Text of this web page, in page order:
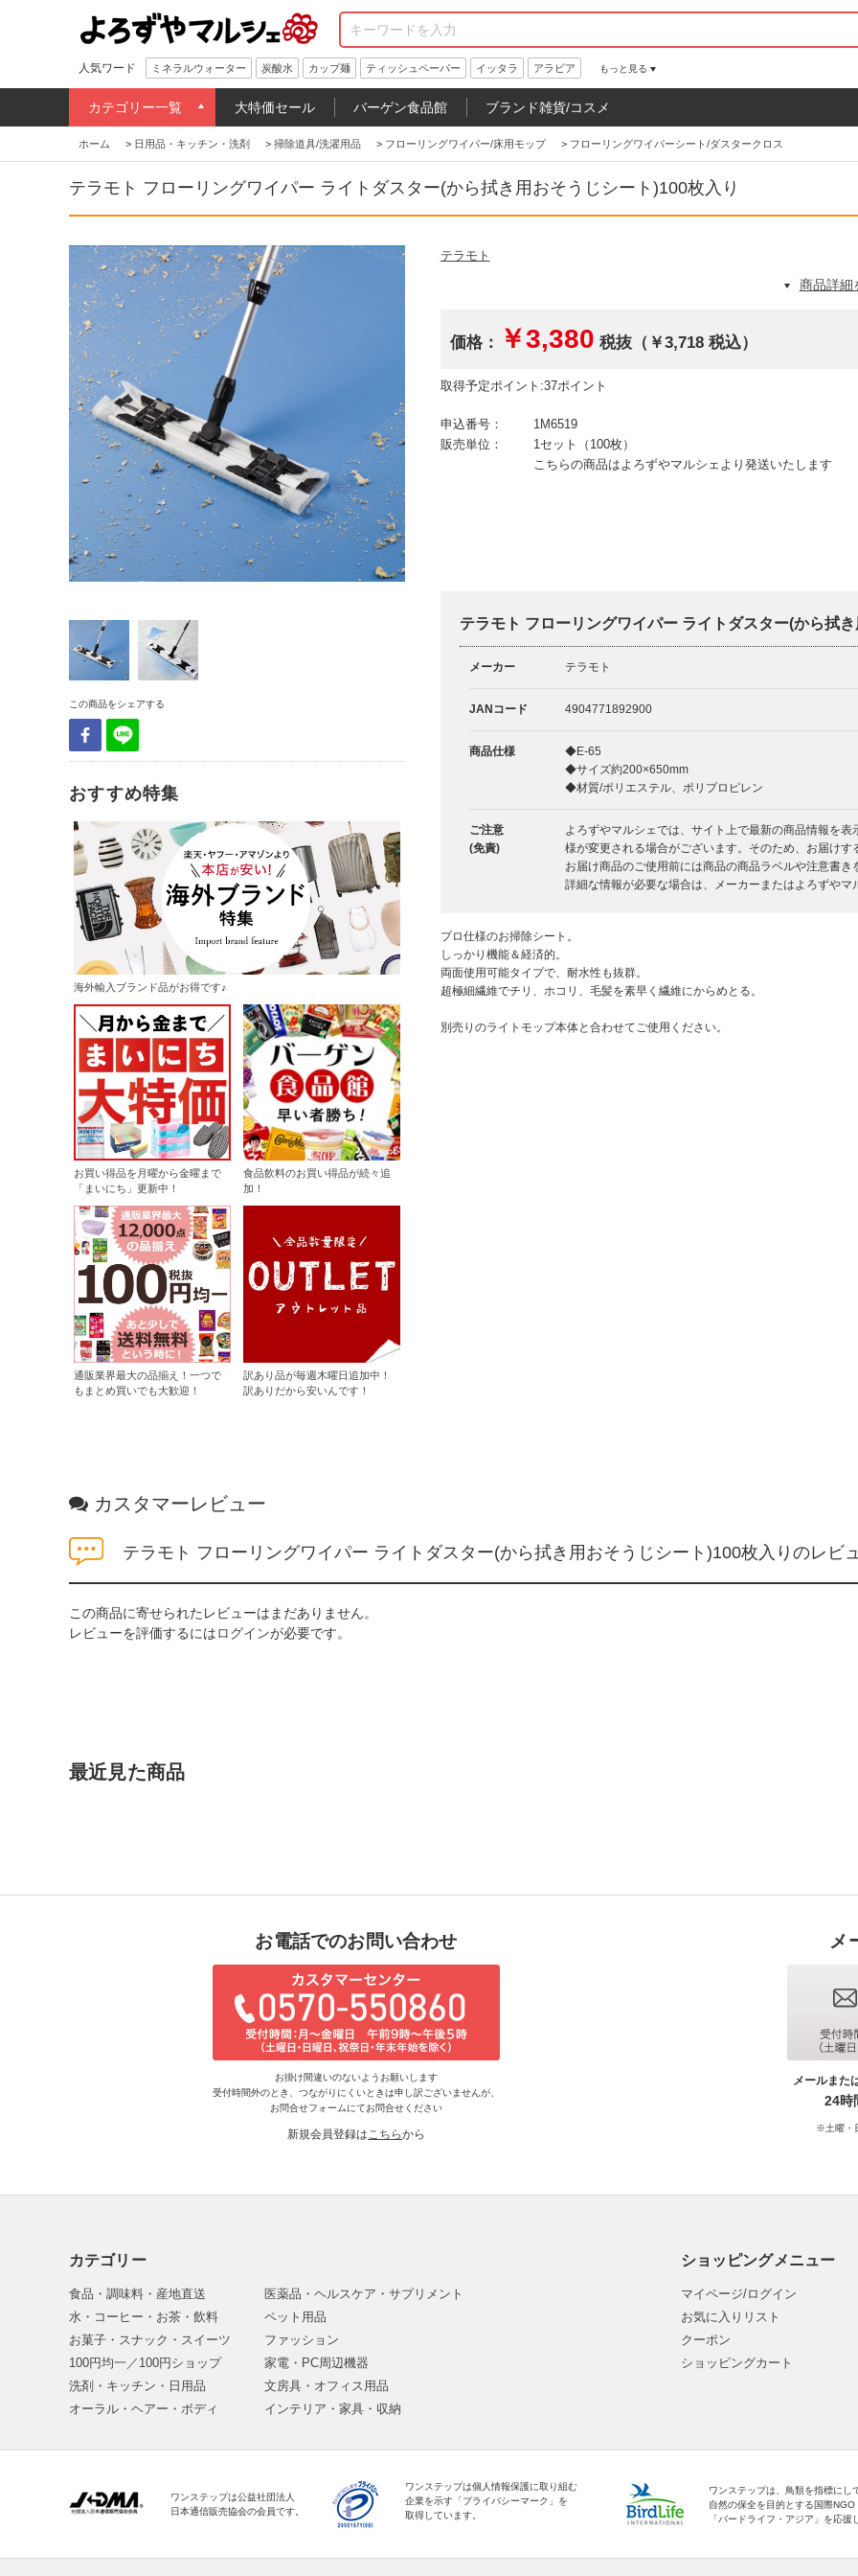
人気ワード ミネラルウォーター 炭酸水 カップ麺 ティッシュペーパー イッタラ アラビア もっと見る
カテゴリー一覧 大特価セール バーゲン食品館 ブランド雑貨/コスメ
ホーム > 日用品・キッチン・洗剤 > 掃除道具/洗濯用品 > フローリングワイパー/床用モップ > フローリングワイパーシート/ダスタークロス
テラモト フローリングワイパー ライトダスター(から拭き用おそうじシート)100枚入り
この商品をシェアする
おすすめ特集
海外輸入ブランド品がお得です♪
お買い得品を月曜から金曜まで
「まいにち」更新中！
食品飲料のお買い得品が続々追
加！
通販業界最大の品揃え！一つで
もまとめ買いでも大歓迎！
訳あり品が毎週木曜日追加中！
訳ありだから安いんです！
テラモト
商品詳細
価格： ￥3,380 税抜（￥3,718 税込）
取得予定ポイント:37ポイント
申込番号：
1M6519
販売単位：
1セット（100枚）
こちらの商品はよろずやマルシェより発送いたします
テラモト フローリングワイパー ライトダスター(から拭
メーカー テラモト
JANコード 4904771892900
商品仕様
◆E-65
◆サイズ約200×650mm
◆材質/ポリエステル、ポリプロピレン
ご注意
(免責)
よろずやマルシェでは、サイト上で最新の商品情報を
様が変更される場合がございます。そのため、お届けす
お届け商品のご使用前には商品の商品ラベルや注意書
詳細な情報が必要な場合は、メーカーまたはよろずやマ
プロ仕様のお掃除シート。
しっかり機能＆経済的。
両面使用可能タイプで、耐水性も抜群。
超極細繊維でチリ、ホコリ、毛髪を素早く繊維にからめとる。
別売りのライトモップ本体と合わせてご使用ください。
カスタマーレビュー
テラモト フローリングワイパー ライトダスター(から拭き用おそうじシート)100枚入りのレビ
この商品に寄せられたレビューはまだありません。
レビューを評価するにはログインが必要です。
最近見た商品
お電話でのお問い合わせ
お掛け間違いのないようお願いします
受付時間外のとき、つながりにくいときは申し訳ございませんが、
お問合せフォームにてお問合せください
新規会員登録はこちらから
メ
メールまた
24時
※土曜・
カテゴリー
食品・調味料・産地直送
水・コーヒー・お茶・飲料
お菓子・スナック・スイーツ
100円均一／100円ショップ
洗剤・キッチン・日用品
オーラル・ヘアー・ボディ
医薬品・ヘルスケア・サプリメント
ペット用品
ファッション
家電・PC周辺機器
文房具・オフィス用品
インテリア・家具・収納
ショッピングメニュー
マイページ/ログイン
お気に入りリスト
クーポン
ショッピングカート
ワンステップは公益社団法人
日本通信販売協会の会員です。
ワンステップは個人情報保護に取り組む
企業を示す「プライバシーマーク」を
取得しています。
ワンステップは、鳥類を指標にし
自然の保全を目的とする国際NGO
「バードライフ・アジア」を応援